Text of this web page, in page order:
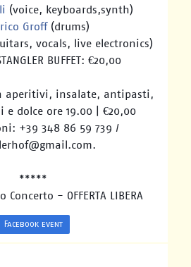
(voice, keyboards,synth)
Groff(drums)
vocals, live electronics)
BUFFET: €20,00
aperitivi, insalate, antipasti,
e dolce ore 19.00 | €20,00
+39 348 86 59 739 /
*****
Concerto - OFFERTA LIBERA
Facebook event